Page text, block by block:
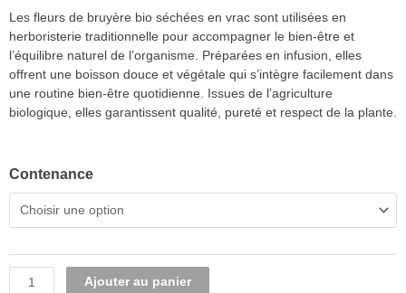
à
CHF51.00
Les fleurs de bruyère bio séchées en vrac sont utilisées en
herboristerie traditionnelle pour accompagner le bien-être et
l’équilibre naturel de l’organisme. Préparées en infusion, elles
offrent une boisson douce et végétale qui s’intègre facilement dans
une routine bien-être quotidienne. Issues de l’agriculture
biologique, elles garantissent qualité, pureté et respect de la plante.
Contenance
quantité
de
Plante
sèche,
fleur,
BIO
Ajouter au panier